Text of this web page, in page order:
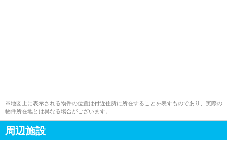
※地図上に表示される物件の位置は付近住所に所在することを表すものであり、実際の
物件所在地とは異なる場合がございます。
周辺施設